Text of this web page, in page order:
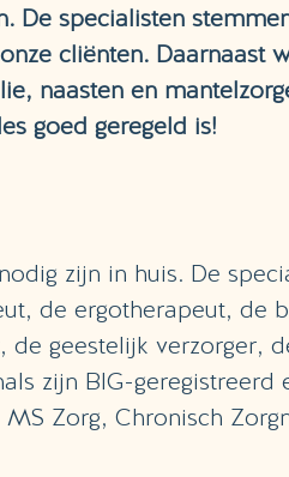
De specialisten
cliënten. Daarnaast
naasten en
goed geregeld is!
zijn in huis. De
de ergotherapeut, de
geestelijk verzorger,
zijn BIG-geregistreerd
Zorg, Chronisch